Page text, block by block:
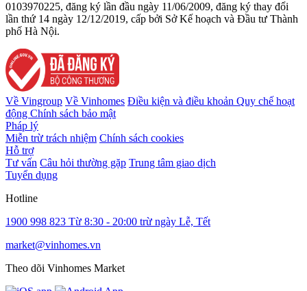
0103970225, đăng ký lần đầu ngày 11/06/2009, đăng ký thay đổi
lần thứ 14 ngày 12/12/2019, cấp bởi Sở Kế hoạch và Đầu tư Thành
phố Hà Nội.
Về Vingroup Về Vinhomes Điều kiện và điều khoản Quy chế hoạt
động Chính sách bảo mật
Pháp lý
Miễn trừ trách nhiệm Chính sách cookies
Hỗ trợ
Tư vấn Câu hỏi thường gặp Trung tâm giao dịch
Tuyển dụng
Hotline
1900 998 823 Từ 8:30 - 20:00 trừ ngày Lễ, Tết
market@vinhomes.vn
Theo dõi Vinhomes Market